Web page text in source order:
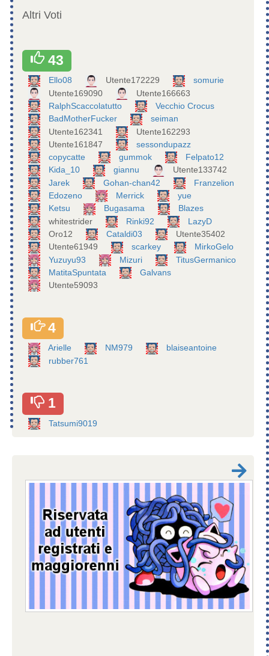
Altri Voti
43
Ello08 Utente172229
somurie
Utente169090
Utente166663
RalphScaccolatutto
Vecchio Crocus
BadMotherFucker
seiman
Utente162341
Utente162293
Utente161847
sessondupazz
copycatte
gummok
Felpato12
Kida_10
giannu
Utente133742
Jarek
Gohan-chan42
Franzelion
Edozeno
Merrick
yue
Ketsu
Bugasama
Blazes
whitestrider
Rinki92
LazyD
Oro12
Cataldi03
Utente35402
Utente61949
scarkey
MirkoGelo
Yuzuyu93
Mizuri
TitusGermanico
MatitaSpuntata
Galvans
Utente59093
4
Arielle NM979
blaiseantoine
rubber761
1
Tatsumi9019